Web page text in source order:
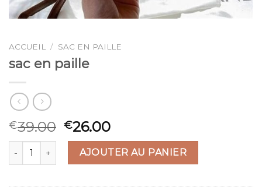
ACCUEIL / SAC EN PAILLE
sac en paille
€39.00 €26.00
quantité de sac en pailleAJOUTER AU PANIER